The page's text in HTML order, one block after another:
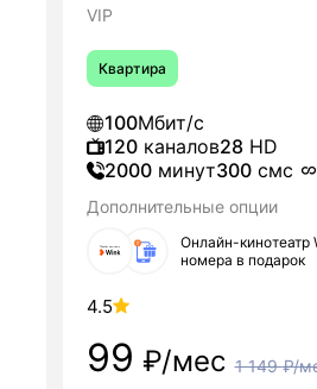
VIP
Квартира
100Мбит/с
120каналов28HD
2000 минут300 смс
Дополнительные опции
Онлайн-кинотеатр
номера в подарок
4.5
99 ₽/мес 1 149₽/